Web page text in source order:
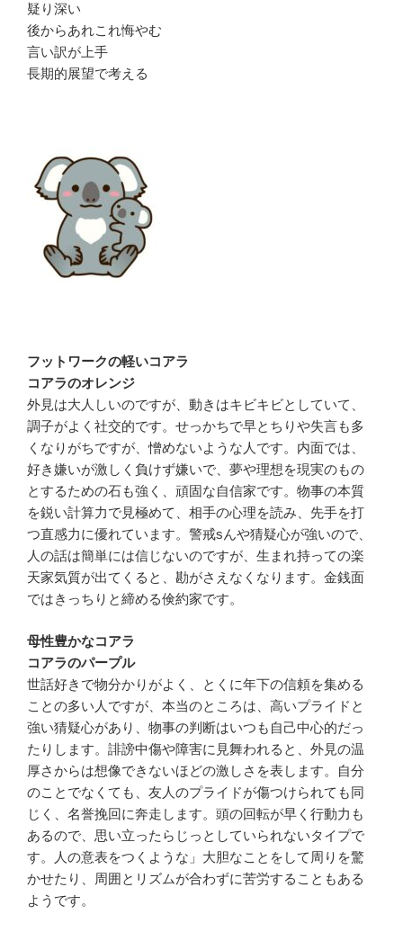
疑り深い
後からあれこれ悔やむ
言い訳が上手
長期的展望で考える
フットワークの軽いコアラ
コアラのオレンジ
外見は大人しいのですが、動きはキビキビとしていて、
調子がよく社交的です。せっかちで早とちりや失言も多
くなりがちですが、憎めないような人です。内面では、
好き嫌いが激しく負けず嫌いで、夢や理想を現実のもの
とするための石も強く、頑固な自信家です。物事の本質
を鋭い計算力で見極めて、相手の心理を読み、先手を打
つ直感力に優れています。警戒sんや猜疑心が強いので、
人の話は簡単には信じないのですが、生まれ持っての楽
天家気質が出てくると、勘がさえなくなります。金銭面
ではきっちりと締める倹約家です。
母性豊かなコアラ
コアラのパープル
世話好きで物分かりがよく、とくに年下の信頼を集める
ことの多い人ですが、本当のところは、高いプライドと
強い猜疑心があり、物事の判断はいつも自己中心的だっ
たりします。誹謗中傷や障害に見舞われると、外見の温
厚さからは想像できないほどの激しさを表します。自分
のことでなくても、友人のプライドが傷つけられても同
じく、名誉挽回に奔走します。頭の回転が早く行動力も
あるので、思い立ったらじっとしていられないタイプで
す。人の意表をつくような」大胆なことをして周りを驚
かせたり、周囲とリズムが合わずに苦労することもある
ようです。